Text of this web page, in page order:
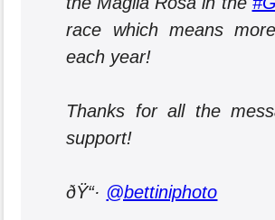
race which means
each year!
Thanks for all the
support!
ðŸ“· @bettiniphoto